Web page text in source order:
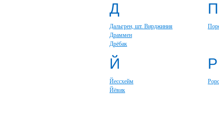
Д
Дальгрен, шт. Вирджиния
Драммен
Дрёбак
П
Й
Йессхейм
Йёвик
Р